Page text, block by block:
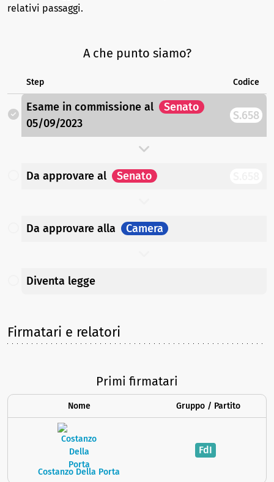
relativi passaggi.
A che punto siamo?
Step Codice
Esame in commissione al
Senato
05/09/2023
S.658
Da approvare al Senato
Da approvare alla Camera
Diventa legge
Firmatari e relatori
Primi firmatari
Nome Gruppo / Partito
Costanzo Della Porta
FdI